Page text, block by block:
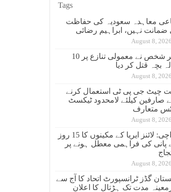
Tags
معاہدہ سعودیہ کی حفاظت
نہیں، ابراہیم رضائی
August 8, 2026
بااثر شخص نے معمولی تنازع پر 10
بچہ قتل کر دیا
August 8, 2026
چیٹ جی پی ٹی استعمال کرنے
صارفین کیلئے لامحدود ٹیکسٹ
متعارف
August 8, 2026
کراچی: لائنز ایریا کے مکینوں کا 15 روز
پانی کی فراہمی معطل ہونے پر
August 8, 2026
گڈز ٹرانسپورٹ اتحاد کا آج سے
مدت تک ہڑتال کا اعلان